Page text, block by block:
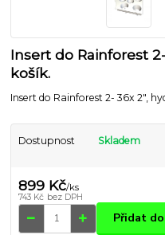
Insert do Rainforest
košík.
Insert do Rainforest 2- 36x 2",
Dostupnost Skladem
899 Kč/ks
743 Kč bez DPH
Přidat